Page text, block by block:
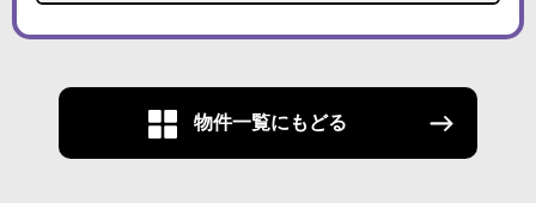
物件一覧にもどる